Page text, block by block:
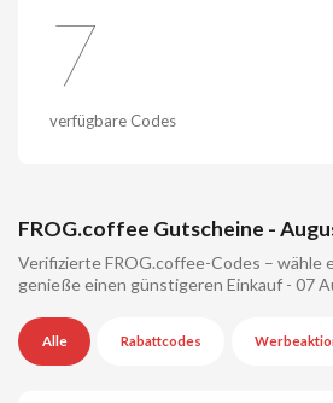
7
verfügbare Codes
FROG.coffee Gutscheine -
Verifizierte FROG.coffee-Codes – wähle
genieße einen günstigeren Einkauf - 07
Alle Rabattcodes